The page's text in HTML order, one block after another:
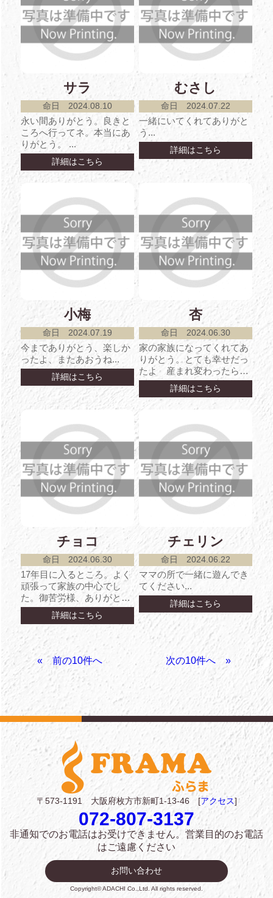
サラ
命日 2024.08.10
永い間ありがとう。良きと
ころへ行ってネ。本当にあ
りがとう。 ...
詳細はこちら
むさし
命日 2024.07.22
一緒にいてくれてありがと
う...
詳細はこちら
小梅
命日 2024.07.19
今までありがとう、楽しか
ったよ、またあおうね...
詳細はこちら
杏
命日 2024.06.30
家の家族になってくれてあ
りがとう。とても幸せだっ
たよ 産まれ変わったらま
た会おうね。...
詳細はこちら
チョコ
命日 2024.06.30
17年目に入るところ。よく
頑張って家族の中心でし
た。御苦労様、ありがとう
チョコ。...
詳細はこちら
チェリン
命日 2024.06.22
ママの所で一緒に遊んでき
てください...
詳細はこちら
« »
〒573-1191 大阪府枚方市新町1-13-46 [アクセス]
072-807-3137
非通知でのお電話はお受けできません。 営業目的のお電話
はご遠慮ください
お問い合わせ
Copyright© ADACHI Co.,Ltd. All rights reserved.